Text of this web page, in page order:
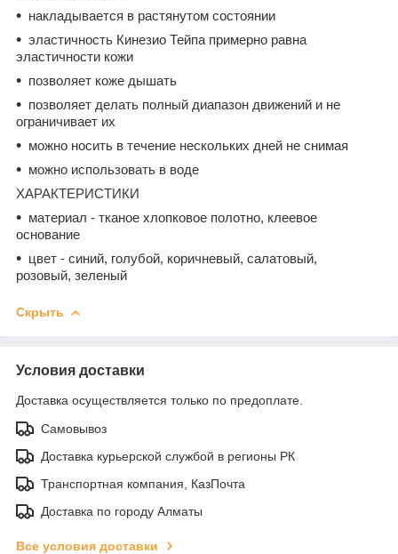
накладывается в растянутом состоянии
эластичность Кинезио Тейпа примерно равна
эластичности кожи
позволяет коже дышать
позволяет делать полный диапазон движений и не
ограничивает их
можно носить в течение нескольких дней не снимая
можно использовать в воде
ХАРАКТЕРИСТИКИ
материал - тканое хлопковое полотно, клеевое
основание
цвет - синий, голубой, коричневый, салатовый,
розовый, зеленый
Скрыть
Условия доставки
Доставка осуществляется только по предоплате.
Самовывоз
Доставка курьерской службой в регионы РК
Транспортная компания, КазПочта
Доставка по городу Алматы
Все условия доставки